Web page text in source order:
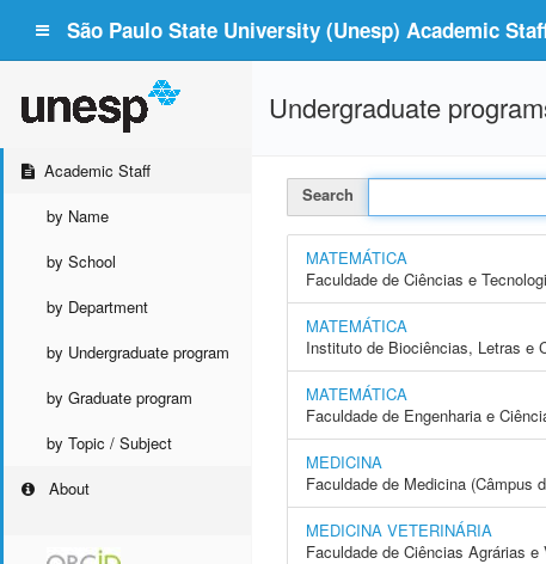
São Paulo State University (Unesp) Academic
Academic Staff
by Name
by School
by Department
by Undergraduate program
by Graduate program
by Topic / Subject
About
Undergraduate
Search
MATEMÁTICA
Faculdade de Ciências e
MATEMÁTICA
Instituto de Biociências, Letras e
MATEMÁTICA
Faculdade de Engenharia e
MEDICINA
Faculdade de Medicina (Câmpus
MEDICINA VETERINÁRIA
Faculdade de Ciências Agrárias